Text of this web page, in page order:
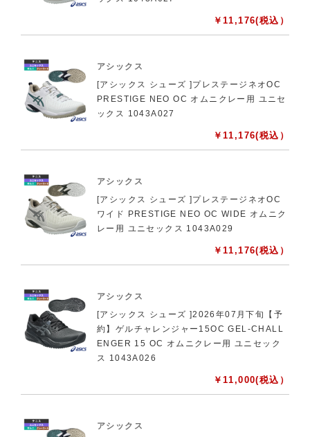
￥ 11,176(税込）
アシックス
[アシックス シューズ ]プレステージネオOC
PRESTIGE NEO OC オムニクレー用 ユニセ
ックス 1043A027
￥ 11,176(税込）
アシックス
[アシックス シューズ ]プレステージネオOC
ワイド PRESTIGE NEO OC WIDE オムニク
レー用 ユニセックス 1043A029
￥ 11,176(税込）
アシックス
[アシックス シューズ ]2026年07月下旬【予
約】ゲルチャレンジャー15OC GEL-CHALL
ENGER 15 OC オムニクレー用 ユニセック
ス 1043A026
￥ 11,000(税込）
アシックス